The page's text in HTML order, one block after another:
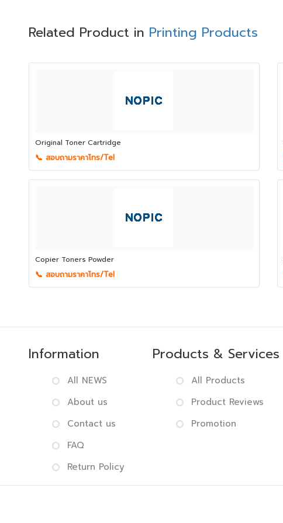
Related Product in Printing Products
Original Toner Cartridge
📞 สอบถามราคาโทร/Tel
Copier Toners Powder
📞 สอบถามราคาโทร/Tel
Information
All NEWS
About us
Contact us
FAQ
Return Policy
Products & Services
All Products
Product Reviews
Promotion